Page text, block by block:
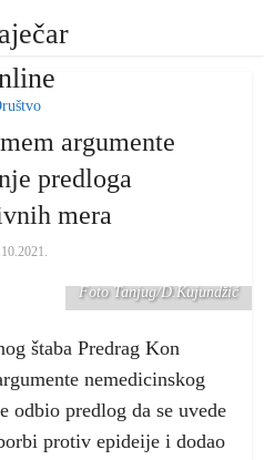
argumente
predloga
mera
Foto Tanjug/D.Kujundžić
štaba Predrag Kon
nemedicinskog
odbio predlog da se uvede
protiv epideije i dodao